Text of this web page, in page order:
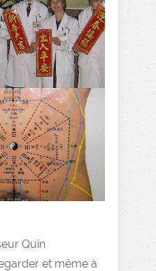
Quin
et même à